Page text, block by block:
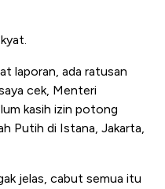
laporan, ada ratusan
cek, Menteri
kasih izin potong
Putih di Istana, Jakarta,
jelas, cabut semua itu